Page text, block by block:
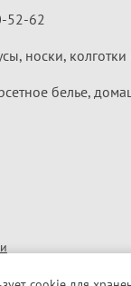
52-62
носки,
белье,